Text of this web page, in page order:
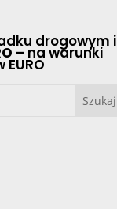
drogowym i
– na warunki